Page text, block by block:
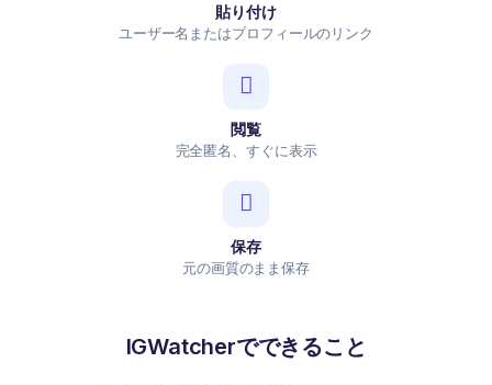
貼り付け
ユーザー名またはプロフィールのリンク
閲覧
完全匿名、すぐに表示
保存
元の画質のまま保存
IGWatcherでできること